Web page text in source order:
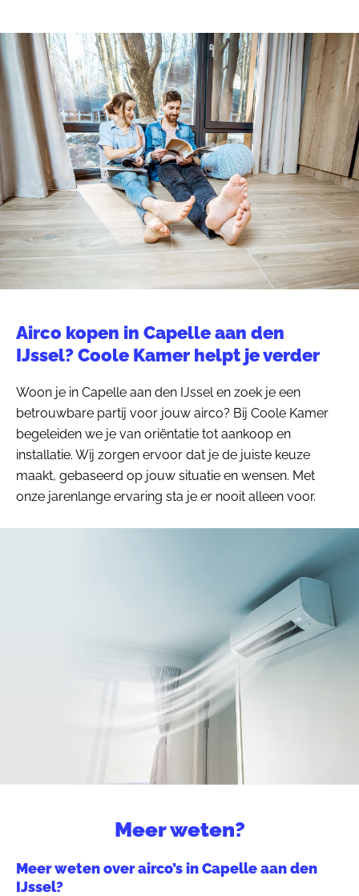
Airco kopen in Capelle aan den
IJssel? Coole Kamer helpt je verder
Woon je in Capelle aan den IJssel en zoek je een
betrouwbare partij voor jouw airco? Bij Coole Kamer
begeleiden we je van oriëntatie tot aankoop en
installatie. Wij zorgen ervoor dat je de juiste keuze
maakt, gebaseerd op jouw situatie en wensen. Met
onze jarenlange ervaring sta je er nooit alleen voor.
Meer weten?
Meer weten over airco’s in Capelle aan den
IJssel?